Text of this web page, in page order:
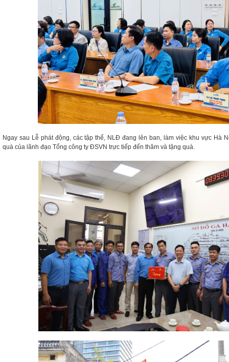
Ngay sau Lễ phát động, các tập thể, NLĐ đang lên ban, làm việc khu vực Hà
quà của lãnh đạo Tổng công ty ĐSVN trực tiếp đến thăm và tặng quà.